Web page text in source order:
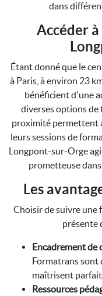
dans
Accéder
Étant donné que le
à Paris, à environ 23
bénéficient d'une
diverses options
proximité permettent
leurs sessions de
Longpont-sur-Orge
prometteuse
Les
Choisir de suivre une
présente
Encadrement de
Formatrans sont
maîtrisent
Ressources